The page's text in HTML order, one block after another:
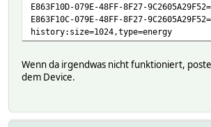
E863F10D-079E-48FF-8F27-
E863F10C-079E-48FF-8F27-
history:size=1024,type=energy
Wenn da irgendwas nicht funktioniert,
dem Device.